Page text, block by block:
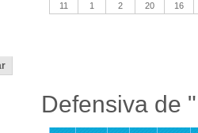
11
1 2 20 16
Defensiva de